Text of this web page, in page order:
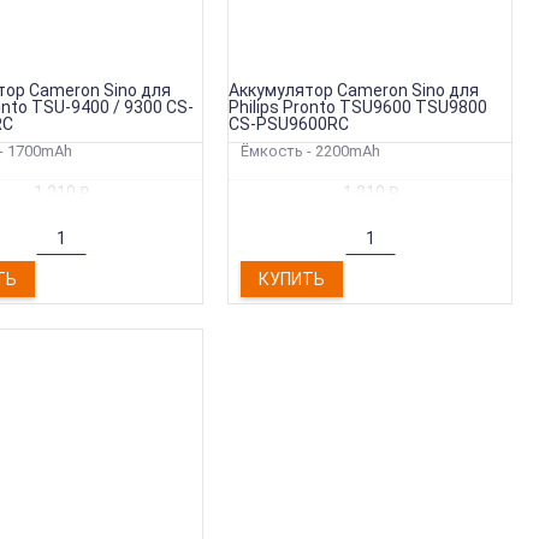
AUTEC FUA10, UTX97, CB71.F CS-
ALK707BL
Cameron Sino для
TSU-9400 / 9300 CS-
1700mAh
1 210 ₽
Аккумулятор Cameron Sino для
Philips Pronto TSU9600 TSU9800
CS-PSU9600RC
Ёмкость - 2200mAh
1 210 ₽
КУПИТЬ